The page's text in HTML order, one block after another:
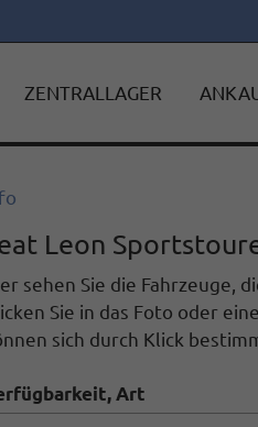
ZENTRALLAGER
Leon
sehen Sie die Fahrzeuge,
Sie in das Foto oder
sich durch Klick
Art